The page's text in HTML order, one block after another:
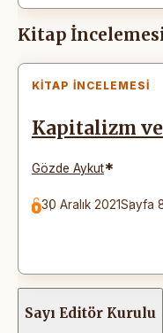
Kitap
KITAP İNCELEMESI
Kapitalizm
Gözde Aykut*
30 Aralık 2021Sayfa
Sayı Editör Kurulu